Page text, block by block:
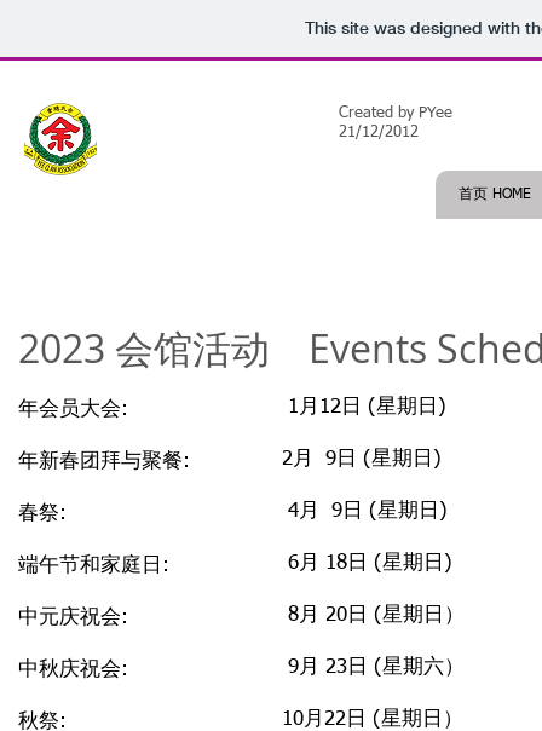
This site was designed with
​Created by PYee
21/12/2012
首页 HOME
2023 会馆活动 Events
年会员大会:
年新春团拜与聚餐:
春祭:
端午节和家庭日 :
中元庆祝会:
中秋庆祝会:
秋祭:
1月12日 (星期日)
2月 9日 (星期日)
4月 9日 (星期日)
6月 18日 (星期日)
8月 20日 (星期日）
9月 23日 (星期六）
10月22日 (星期日）